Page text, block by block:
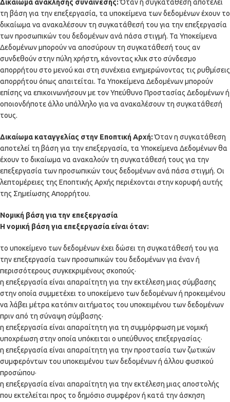
Δικαίωμα ανάκλησης συναίνεσης:Όταν η συγκατάθεση αποτελεί
τη βάση για την επεξεργασία, τα υποκείμενα των δεδομένων έχουν το
δικαίωμα να ανακαλέσουν τη συγκατάθεσή του για την επεξεργασία
των προσωπικών του δεδομένων ανά πάσα στιγμή. Τα Υποκείμενα
Δεδομένων μπορούν να αποσύρουν τη συγκατάθεσή τους αν
συνδεθούν στην πύλη χρήστη, κάνοντας κλικ στο σύνδεσμο
απορρήτου στο μενού και στη συνέχεια ενημερώνοντας τις ρυθμίσεις
απορρήτου όπως απαιτείται. Τα Υποκείμενα Δεδομένων μπορούν
επίσης να επικοινωνήσουν με τον Υπεύθυνο Προστασίας Δεδομένων ή
οποιονδήποτε άλλο υπάλληλο για να ανακαλέσουν τη συγκατάθεσή
τους.
Δικαίωμα καταγγελίας στην Εποπτική Αρχή:Όταν η συγκατάθεση
αποτελεί τη βάση για την επεξεργασία, τα Υποκείμενα Δεδομένων θα
έχουν το δικαίωμα να ανακαλούν τη συγκατάθεσή τους για την
επεξεργασία των προσωπικών τους δεδομένων ανά πάσα στιγμή. Οι
λεπτομέρειες της Εποπτικής Αρχής περιέχονται στην κορυφή αυτής
της Σημείωσης Απορρήτου.
Νομική βάση για την επεξεργασία
Η νομική βάση για επεξεργασία είναι όταν:
το υποκείμενο των δεδομένων έχει δώσει τη συγκατάθεσή του για
την επεξεργασία των προσωπικών του δεδομένων για έναν ή
περισσότερους συγκεκριμένους σκοπούς·
η επεξεργασία είναι απαραίτητη για την εκτέλεση μιας σύμβασης
στην οποία συμμετέχει το υποκείμενο των δεδομένων ή προκειμένου
να λάβει μέτρα κατόπιν αιτήματος του υποκειμένου των δεδομένων
πριν από τη σύναψη σύμβασης·
η επεξεργασία είναι απαραίτητη για τη συμμόρφωση με νομική
υποχρέωση στην οποία υπόκειται ο υπεύθυνος επεξεργασίας·
η επεξεργασία είναι απαραίτητη για την προστασία των ζωτικών
συμφερόντων του υποκειμένου των δεδομένων ή άλλου φυσικού
προσώπου·
η επεξεργασία είναι απαραίτητη για την εκτέλεση μιας αποστολής
που εκτελείται προς το δημόσιο συμφέρον ή κατά την άσκηση